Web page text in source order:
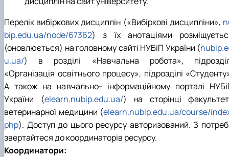
Перелік вибіркових дисциплін («Вибіркові дисципліни»,
bip.edu.ua/node/67362) з їх анотаціями
(оновлюється) на головному сайті НУБіП України (
u.ua/) в розділі «Навчальна робота»,
«Організація освітнього процесу», підрозділі
А також на навчально- інформаційному порталі
України (elearn.nubip.edu.ua/) на сторінці
ветеринарної медицини (elearn.nubip.edu.ua/course/
php). Доступ до цього ресурсу авторизований. З
звертайтеся до координаторів ресурсу.
Координатори: